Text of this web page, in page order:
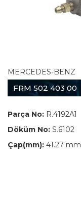
MERCEDES-BENZ
FRM 502 403 00
Parça No: R.4192A1
Döküm No: S.6102
Çap(mm): 41.27 mm